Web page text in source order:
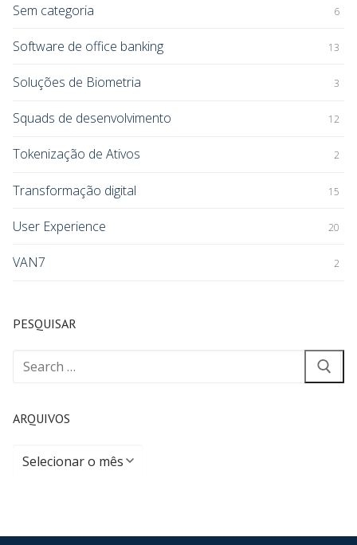
Sem categoria 6
Software de office banking 13
Soluções de Biometria 3
Squads de desenvolvimento 12
Tokenização de Ativos 2
Transformação digital 15
User Experience 20
VAN7 2
PESQUISAR
ARQUIVOS